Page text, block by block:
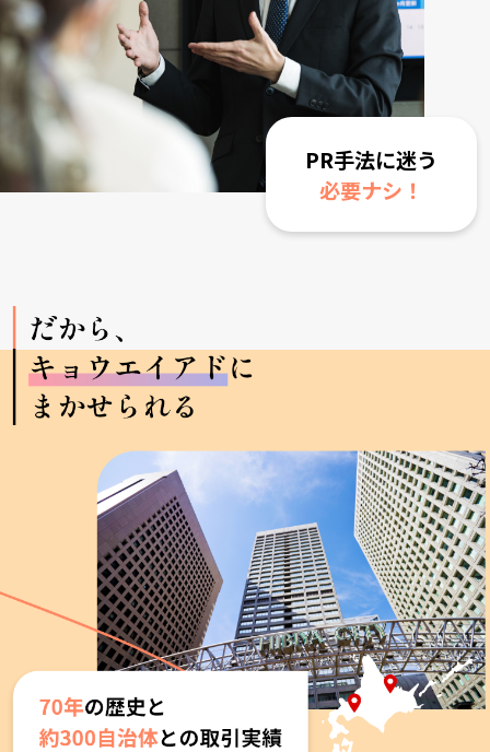
PR手法に迷う
必要ナシ！